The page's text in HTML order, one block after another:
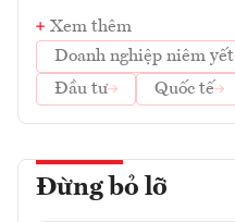
Xem thêm
Doanh nghiệp niêm yết
Đầu tư
Quốc tế
Đừng bỏ lỡ